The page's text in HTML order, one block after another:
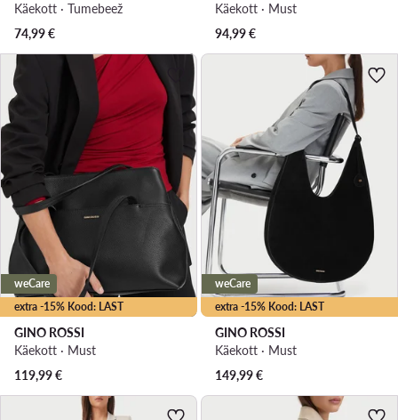
Käekott · Tumebeež
74,99€
Käekott · Must
94,99€
extra -15% Kood: LAST
weCare
GINO ROSSI
Käekott · Must
119,99€
extra -15% Kood: LAST
weCare
GINO ROSSI
Käekott · Must
149,99€